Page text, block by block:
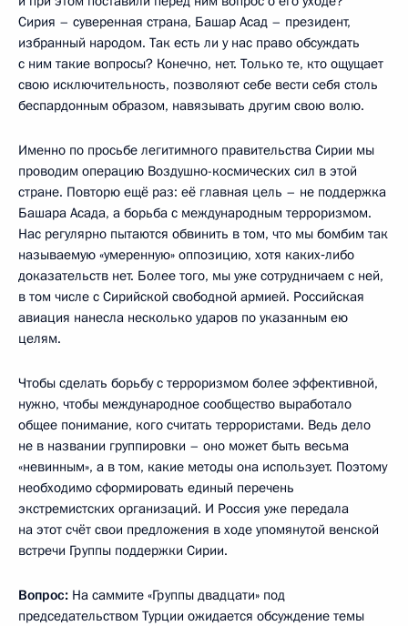
Сирия – суверенная страна, Башар Асад – президент,
избранный народом. Так есть ли у нас право обсуждать
с ним такие вопросы? Конечно, нет. Только те, кто ощущает
свою исключительность, позволяют себе вести себя столь
беспардонным образом, навязывать другим свою волю.
Именно по просьбе легитимного правительства Сирии мы
проводим операцию Воздушно-космических сил в этой
стране. Повторю ещё раз: её главная цель – не поддержка
Башара Асада, а борьба с международным терроризмом.
Нас регулярно пытаются обвинить в том, что мы бомбим так
называемую «умеренную» оппозицию, хотя каких‑либо
доказательств нет. Более того, мы уже сотрудничаем с ней,
в том числе с Сирийской свободной армией. Российская
авиация нанесла несколько ударов по указанным ею
целям.
Чтобы сделать борьбу с терроризмом более эффективной,
нужно, чтобы международное сообщество выработало
общее понимание, кого считать террористами. Ведь дело
не в названии группировки – оно может быть весьма
«невинным», а в том, какие методы она использует. Поэтому
необходимо сформировать единый перечень
экстремистских организаций. И Россия уже передала
на этот счёт свои предложения в ходе упомянутой венской
встречи Группы поддержки Сирии.
Вопрос: На саммите «Группы двадцати» под
председательством Турции ожидается обсуждение темы